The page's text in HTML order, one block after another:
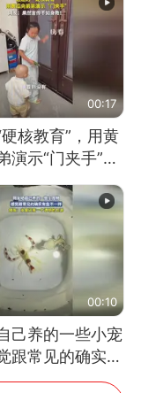
00:17
核教育”，用黄
演示“门夹手”，
00:10
己养的一些小宠
跟常见的确实有